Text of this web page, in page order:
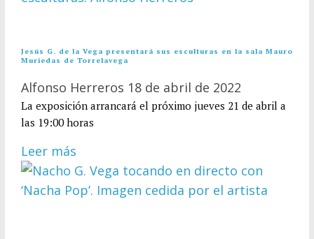
Jesús G. de la Vega presentará sus esculturas en la sala Mauro
Muriedas de Torrelavega
Alfonso Herreros 18 de abril de 2022
La exposición arrancará el próximo jueves 21 de abril a
las 19:00 horas
Leer más